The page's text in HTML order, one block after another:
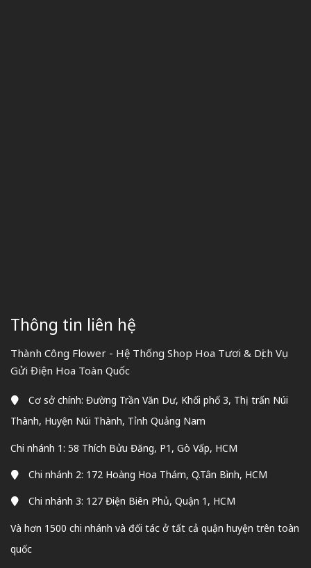
Thông tin liên hệ
Thành Công Flower - Hệ Thống Shop Hoa Tươi & Dịch Vụ
Gửi Điện Hoa Toàn Quốc
Cơ sở chính: Đường Trần Văn Dư, Khối phố 3, Thị trấn Núi
Thành, Huyện Núi Thành, Tỉnh Quảng Nam
Chi nhánh 1: 58 Thích Bửu Đăng, P1, Gò Vấp, HCM
Chi nhánh 2: 172 Hoàng Hoa Thám, Q.Tân Bình, HCM
Chi nhánh 3: 127 Điện Biên Phủ, Quận 1, HCM
Và hơn 1500 chi nhánh và đối tác ở tất cả quận huyện trên toàn
quốc